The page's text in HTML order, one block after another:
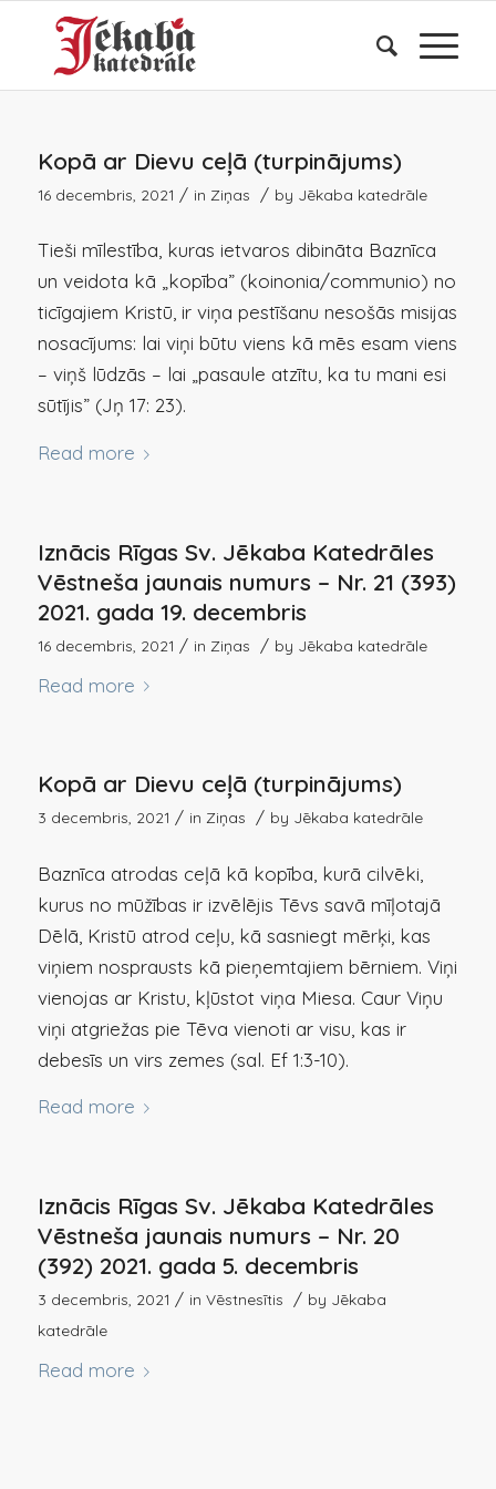
Kopā ar Dievu ceļā (turpinājums)
16 decembris, 2021 / in Ziņas / by Jēkaba katedrāle
Tieši mīlestība, kuras ietvaros dibināta Baznīca
un veidota kā „kopība” (koinonia/communio) no
ticīgajiem Kristū, ir viņa pestīšanu nesošās misijas
nosacījums: lai viņi būtu viens kā mēs esam viens
– viņš lūdzās – lai „pasaule atzītu, ka tu mani esi
sūtījis” (Jņ 17: 23).
Read more
Iznācis Rīgas Sv. Jēkaba Katedrāles
Vēstneša jaunais numurs – Nr. 21 (393)
2021. gada 19. decembris
16 decembris, 2021 / in Ziņas / by Jēkaba katedrāle
Read more
Kopā ar Dievu ceļā (turpinājums)
3 decembris, 2021 / in Ziņas / by Jēkaba katedrāle
Baznīca atrodas ceļā kā kopība, kurā cilvēki,
kurus no mūžības ir izvēlējis Tēvs savā mīļotajā
Dēlā, Kristū atrod ceļu, kā sasniegt mērķi, kas
viņiem nosprausts kā pieņemtajiem bērniem. Viņi
vienojas ar Kristu, kļūstot viņa Miesa. Caur Viņu
viņi atgriežas pie Tēva vienoti ar visu, kas ir
debesīs un virs zemes (sal. Ef 1:3-10).
Read more
Iznācis Rīgas Sv. Jēkaba Katedrāles
Vēstneša jaunais numurs – Nr. 20
(392) 2021. gada 5. decembris
3 decembris, 2021 / in Vēstnesītis / by Jēkaba
katedrāle
Read more